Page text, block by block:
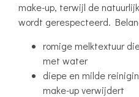
make-up, terwijl de
wordt gerespecteerd.
romige melktextuur
met water
diepe en milde
make-up verwijdert